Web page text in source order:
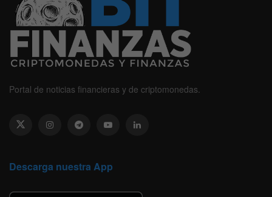
Portal de noticias financieras y de criptomonedas.
Descarga nuestra App